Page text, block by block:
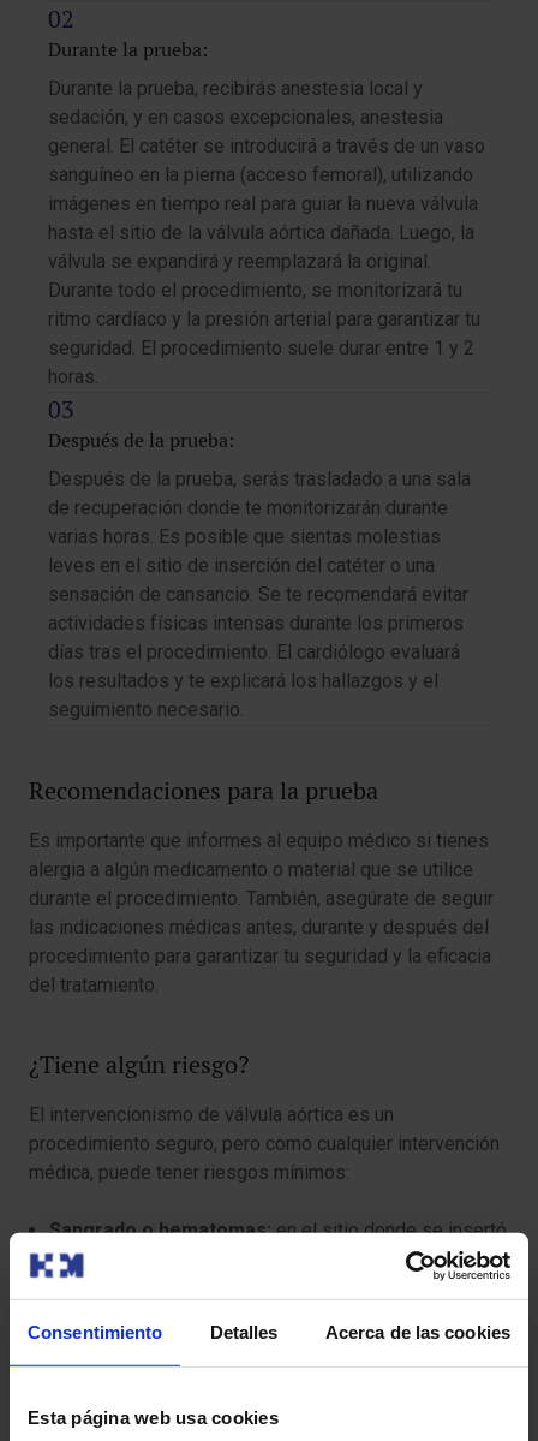
Consentimiento Detalles Acerca de las cookies
Esta página web usa cookies
Durante la prueba:
Durante la prueba, recibirás anestesia local y
sedación, y en casos excepcionales, anestesia
general. El catéter se introducirá a través de un vaso
sanguíneo en la pierna (acceso femoral), utilizando
imágenes en tiempo real para guiar la nueva válvula
hasta el sitio de la válvula aórtica dañada. Luego, la
válvula se expandirá y reemplazará la original.
Durante todo el procedimiento, se monitorizará tu
ritmo cardíaco y la presión arterial para garantizar tu
seguridad. El procedimiento suele durar entre 1 y 2
horas.
Después de la prueba:
Después de la prueba, serás trasladado a una sala
de recuperación donde te monitorizarán durante
varias horas. Es posible que sientas molestias
leves en el sitio de inserción del catéter o una
sensación de cansancio. Se te recomendará evitar
actividades físicas intensas durante los primeros
días tras el procedimiento. El cardiólogo evaluará
los resultados y te explicará los hallazgos y el
seguimiento necesario.
Recomendaciones para la prueba
Es importante que informes al equipo médico si tienes
alergia a algún medicamento o material que se utilice
durante el procedimiento. También, asegúrate de seguir
las indicaciones médicas antes, durante y después del
procedimiento para garantizar tu seguridad y la eficacia
del tratamiento.
¿Tiene algún riesgo?
El intervencionismo de válvula aórtica es un
procedimiento seguro, pero como cualquier intervención
médica, puede tener riesgos mínimos:
Sangrado o hematomas:en el sitio donde se insertó
el catéter.
inserción.
vasos sanguíneos.